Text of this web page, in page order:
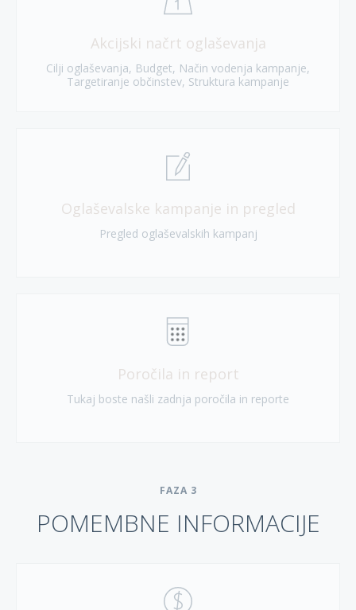
Akcijski načrt oglaševanja
Cilji oglaševanja, Budget, Način vodenja kampanje,
Targetiranje občinstev, Struktura kampanje
Oglaševalske kampanje in pregled
Pregled oglaševalskih kampanj
Poročila in report
Tukaj boste našli zadnja poročila in reporte
FAZA 3
POMEMBNE INFORMACIJE